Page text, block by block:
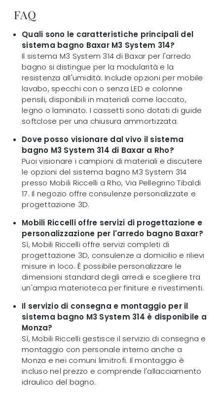
FAQ
Quali sono le caratteristiche principali del
sistema bagno Baxar M3 System 314?
Il sistema M3 System 314 di Baxar per l'arredo
bagno si distingue per la modularità e la
resistenza all'umidità. Include opzioni per mobile
lavabo, specchi con o senza LED e colonne
pensili, disponibili in materiali come laccato,
legno o laminato. I cassetti sono dotati di guide
softclose per una chiusura ammortizzata.
Dove posso visionare dal vivo il sistema
bagno M3 System 314 di Baxar a Rho?
Puoi visionare i campioni di materiali e discutere
le opzioni del sistema bagno M3 System 314
presso Mobili Riccelli a Rho, Via Pellegrino Tibaldi
17. Il negozio offre consulenze personalizzate e
progettazione 3D.
Mobili Riccelli offre servizi di progettazione e
personalizzazione per l'arredo bagno Baxar?
Sì, Mobili Riccelli offre servizi completi di
progettazione 3D, consulenze a domicilio e rilievi
misure in loco. È possibile personalizzare le
dimensioni standard degli arredi e scegliere tra
un'ampia materioteca per finiture e rivestimenti.
Il servizio di consegna e montaggio per il
sistema bagno M3 System 314 è disponibile a
Monza?
Sì, Mobili Riccelli gestisce il servizio di consegna e
montaggio con personale interno anche a
Monza e nei comuni limitrofi. Il montaggio è
incluso nel prezzo e comprende l'allacciamento
idraulico del bagno.